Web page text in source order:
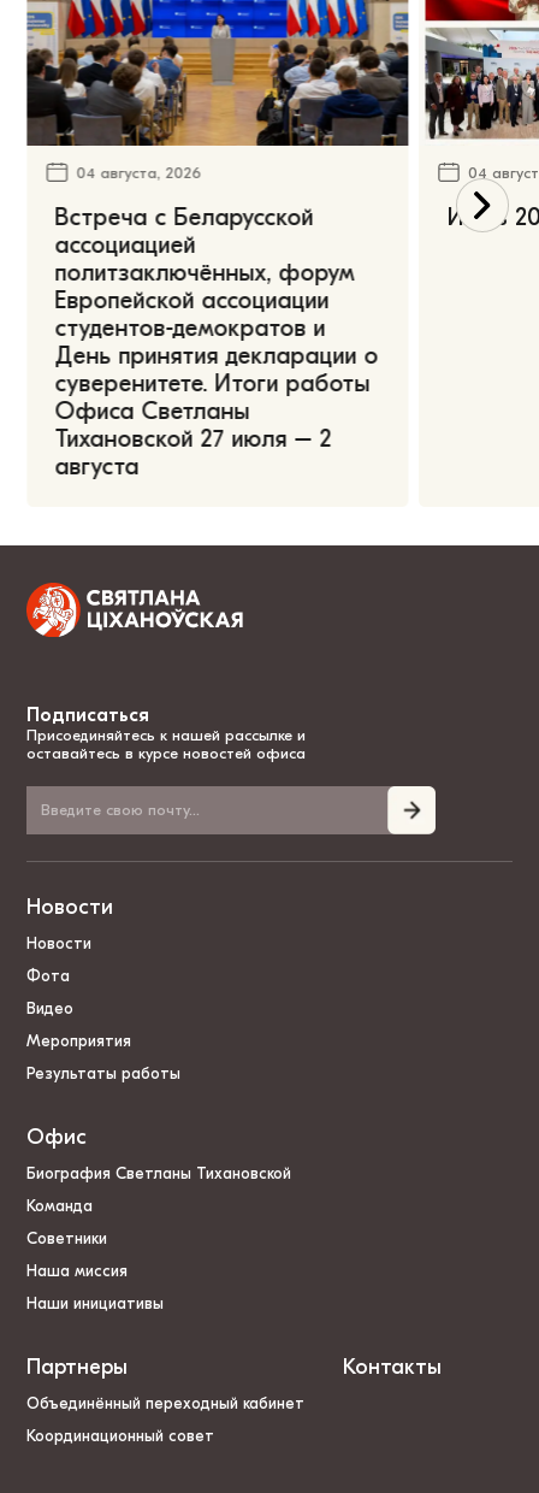
04 августа, 2026
Встреча с Беларусской
ассоциацией
политзаключённых, форум
Европейской ассоциации
студентов-демократов и
День принятия декларации о
суверенитете. Итоги работы
Офиса Светланы
Тихановской 27 июля – 2
августа
04
Июль
Подписаться
Присоединяйтесь к нашей рассылке и
оставайтесь в курсе новостей офиса
Новости
Новости
Фота
Видео
Мероприятия
Результаты работы
Офис
Биография Светланы Тихановской
Команда
Советники
Наша миссия
Наши инициативы
Партнеры
Объединённый переходный кабинет
Координационный совет
Контакты